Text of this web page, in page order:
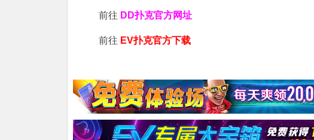
前往 DD扑克官方网址
前往 EV扑克官方下载